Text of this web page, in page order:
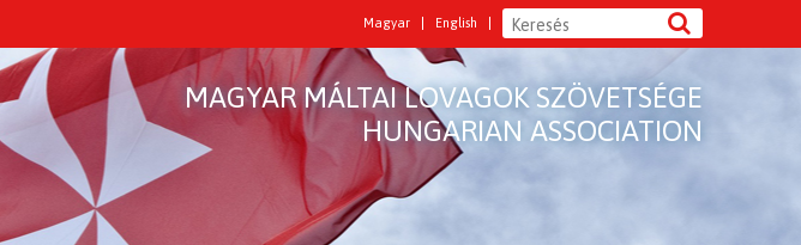
Magyar English
MAGYAR MÁLTAI LOVAGOK SZÖVETSÉGE
HUNGARIAN ASSOCIATION